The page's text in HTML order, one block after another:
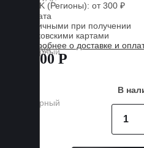
CDEK (Регионы): от 300 ₽
Оплата
Наличными при получении
Банковскими картами
Подробнее о доставке и
7 800 Р
В